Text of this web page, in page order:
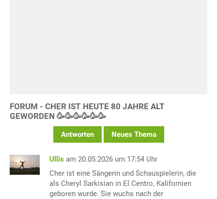
FORUM - CHER IST HEUTE 80 JAHRE ALT
GEWORDEN 🥳🥳🥳🥳🥳🥳
Antworten Neues Thema
Ullis am 20.05.2026 um 17:54 Uhr
Cher ist eine Sängerin und Schauspielerin, die
als Cheryl Sarkisian in El Centro, Kalifornien
geboren wurde. Sie wuchs nach der